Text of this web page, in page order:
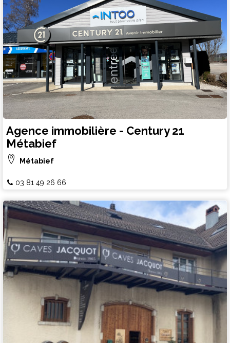
Agence immobilière - Century 21
Métabief
Métabief
03 81 49 26 66